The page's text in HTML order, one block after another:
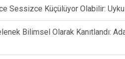
Sessizce Küçülüyor Olabilir: Uyku
Bilimsel Olarak Kanıtlandı: